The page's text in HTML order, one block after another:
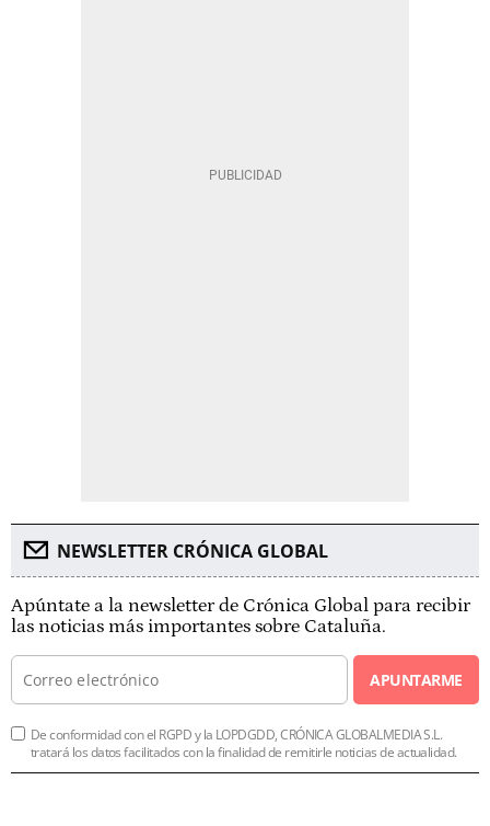
NEWSLETTER CRÓNICA GLOBAL
Apúntate a la newsletter de Crónica Global para recibir
las noticias más importantes sobre Cataluña.
APUNTARME
De conformidad con el RGPD y la LOPDGDD, CRÓNICA GLOBALMEDIA S.L.
tratará los datos facilitados con la finalidad de remitirle noticias de actualidad.